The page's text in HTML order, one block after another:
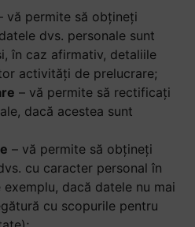
vă permite să obțineți
dvs. personale sunt
în caz afirmativ, detaliile
activități de prelucrare;
– vă permite să rectificați
dacă acestea sunt
– vă permite să obțineți
cu caracter personal în
dacă datele nu mai
cu scopurile pentru